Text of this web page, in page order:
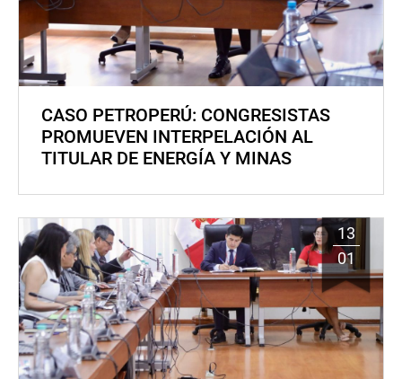
CASO PETROPERÚ: CONGRESISTAS
PROMUEVEN INTERPELACIÓN AL
TITULAR DE ENERGÍA Y MINAS
13
01